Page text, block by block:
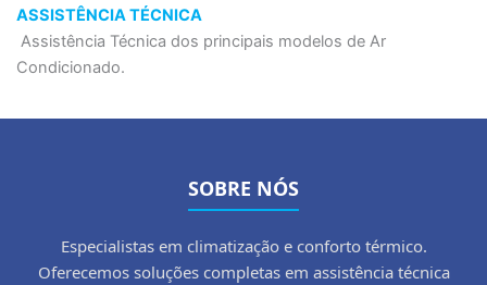
ASSISTÊNCIA TÉCNICA
Assistência Técnica dos principais modelos de Ar
Condicionado.
SOBRE NÓS
Especialistas em climatização e conforto térmico.
Oferecemos soluções completas em assistência técnica